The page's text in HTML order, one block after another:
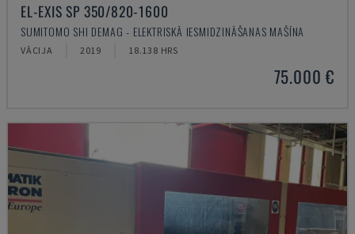
EL-EXIS SP 350/820-1600
SUMITOMO SHI DEMAG - ELEKTRISKĀ IESMIDZINĀŠANAS MAŠĪNA
VĀCIJA 2019 18.138 HRS
75.000 €